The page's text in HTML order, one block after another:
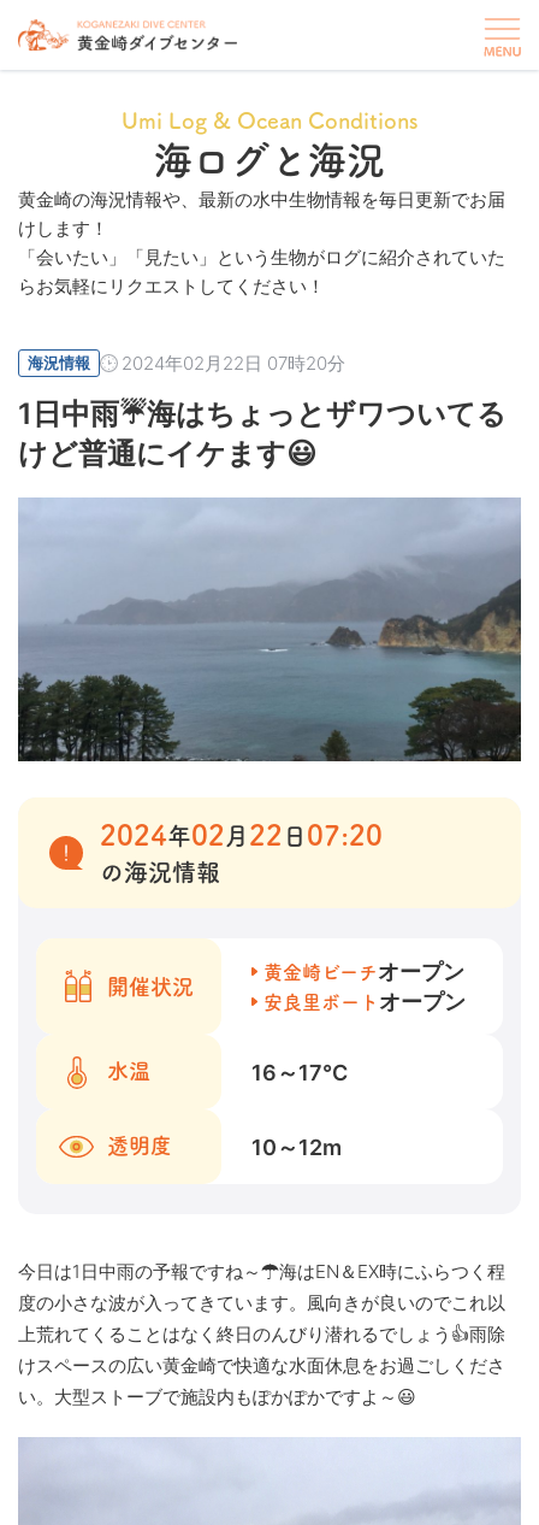
Umi Log & Ocean Conditions
海ログと海況
黄金崎の海況情報や、最新の水中生物情報を毎日更新でお届
けします！
「会いたい」「見たい」という生物がログに紹介されていた
らお気軽にリクエストしてください！
海況情報 2024年02月22日 07時20分
1日中雨☔海はちょっとザワついてる
けど普通にイケます😃
2024年02 月 22 日 07:20
の海況情報
開催状況
黄金崎ビーチオープン
安良里ボート オープン
水温 16～17℃
透明度 10～12m
今日は1日中雨の予報ですね～☂海はEN＆EX時にふらつく程
度の小さな波が入ってきています。風向きが良いのでこれ以
上荒れてくることはなく終日のんびり潜れるでしょう👍雨除
けスペースの広い黄金崎で快適な水面休息をお過ごしくださ
い。大型ストーブで施設内もぽかぽかですよ～😃